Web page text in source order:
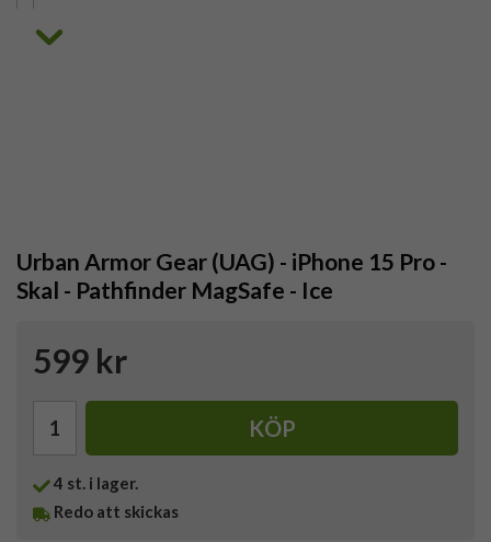
Urban Armor Gear (UAG) - iPhone 15 Pro -
Skal - Pathfinder MagSafe - Ice
599 kr
KÖP
4 st. i lager.
Redo att skickas